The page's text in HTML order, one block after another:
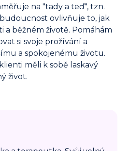
na "tady a teď", tzn.
ovlivňuje to, jak
a běžném životě. Pomáhám
si svoje prožívání a
a spokojenému životu.
měli k sobě laskavý
život.